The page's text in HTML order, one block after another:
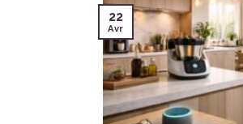
22
Avr